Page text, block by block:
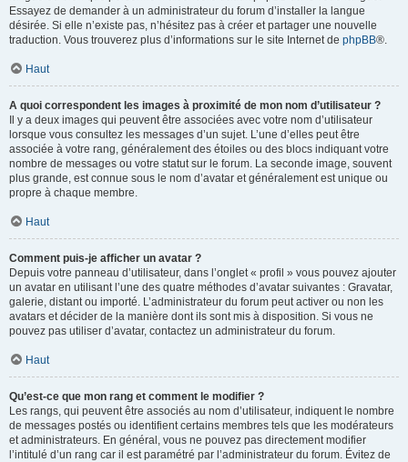
Essayez de demander à un administrateur du forum d’installer la langue
désirée. Si elle n’existe pas, n’hésitez pas à créer et partager une nouvelle
traduction. Vous trouverez plus d’informations sur le site Internet de phpBB®.
Haut
A quoi correspondent les images à proximité de mon nom d’utilisateur ?
Il y a deux images qui peuvent être associées avec votre nom d’utilisateur
lorsque vous consultez les messages d’un sujet. L’une d’elles peut être
associée à votre rang, généralement des étoiles ou des blocs indiquant votre
nombre de messages ou votre statut sur le forum. La seconde image, souvent
plus grande, est connue sous le nom d’avatar et généralement est unique ou
propre à chaque membre.
Haut
Comment puis-je afficher un avatar ?
Depuis votre panneau d’utilisateur, dans l’onglet « profil » vous pouvez ajouter
un avatar en utilisant l’une des quatre méthodes d’avatar suivantes : Gravatar,
galerie, distant ou importé. L’administrateur du forum peut activer ou non les
avatars et décider de la manière dont ils sont mis à disposition. Si vous ne
pouvez pas utiliser d’avatar, contactez un administrateur du forum.
Haut
Qu’est-ce que mon rang et comment le modifier ?
Les rangs, qui peuvent être associés au nom d’utilisateur, indiquent le nombre
de messages postés ou identifient certains membres tels que les modérateurs
et administrateurs. En général, vous ne pouvez pas directement modifier
l’intitulé d’un rang car il est paramétré par l’administrateur du forum. Évitez de